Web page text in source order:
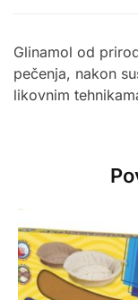
Glinamol od
pečenja, nakon
likovnim